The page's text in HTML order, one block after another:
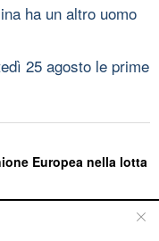
ha un altro uomo
25 agosto le prime
Europea nella lotta